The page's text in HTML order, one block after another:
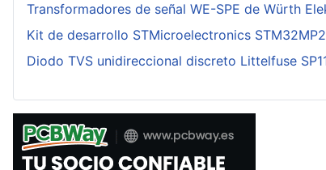
Transformadores de señal WE-SPE de Würth
Kit de desarrollo STMicroelectronics
Diodo TVS unidireccional discreto Littelfuse